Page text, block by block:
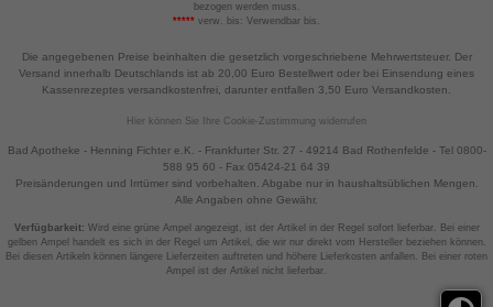
bezogen werden muss.
***** verw. bis: Verwendbar bis.
Die angegebenen Preise beinhalten die gesetzlich vorgeschriebene Mehrwertsteuer. Der
Versand innerhalb Deutschlands ist ab 20,00 Euro Bestellwert oder bei Einsendung eines
Kassenrezeptes versandkostenfrei, darunter entfallen 3,50 Euro Versandkosten.
Hier können Sie Ihre Cookie-Zustimmung widerrufen
Bad Apotheke - Henning Fichter e.K. - Frankfurter Str. 27 - 49214 Bad Rothenfelde - Tel 0800-
588 95 60 - Fax 05424-21 64 39
Preisänderungen und Irrtümer sind vorbehalten. Abgabe nur in haushaltsüblichen Mengen.
Alle Angaben ohne Gewähr.
Verfügbarkeit: Wird eine grüne Ampel angezeigt, ist der Artikel in der Regel sofort lieferbar. Bei einer
gelben Ampel handelt es sich in der Regel um Artikel, die wir nur direkt vom Hersteller beziehen können.
Bei diesen Artikeln können längere Lieferzeiten auftreten und höhere Lieferkosten anfallen. Bei einer roten
Ampel ist der Artikel nicht lieferbar.